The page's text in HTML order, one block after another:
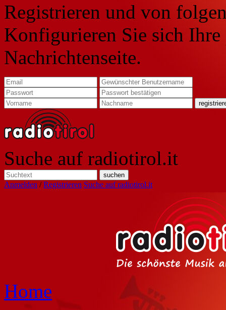
Registrieren und von
Konfigurieren Sie sich
Nachrichtenseite.
Suche auf radiotirol.it
Anmelden /Registrieren Suche auf radiotirol.it
Home